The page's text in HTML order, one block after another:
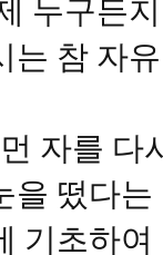
누구든
는 참 자
자를 다
을 떴다
기초하